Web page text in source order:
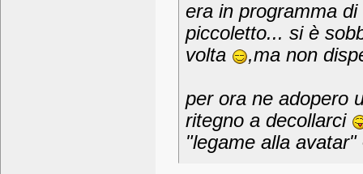
era in programma
piccoletto... si è
volta
,ma non
per ora ne adopero
ritegno a decollarci
"legame alla avatar"